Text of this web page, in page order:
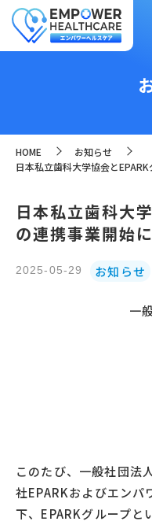
HOME
お知らせ
日本私立歯科大学協会と
日本私立歯科大
の連携事業開始
2025-05-29 お知らせ
一
このたび、一般社団法
社EPARKおよびエンパ
下、EPARKグループと